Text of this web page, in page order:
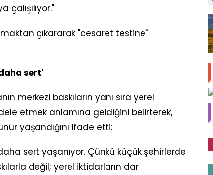
çıkararak "cesaret testine"
sert'
merkezi baskıların yanı sıra yerel
etmek anlamına geldiğini belirterek,
yaşandığını ifade etti:
sert yaşanıyor. Çünkü küçük şehirlerde
değil; yerel iktidarların dar